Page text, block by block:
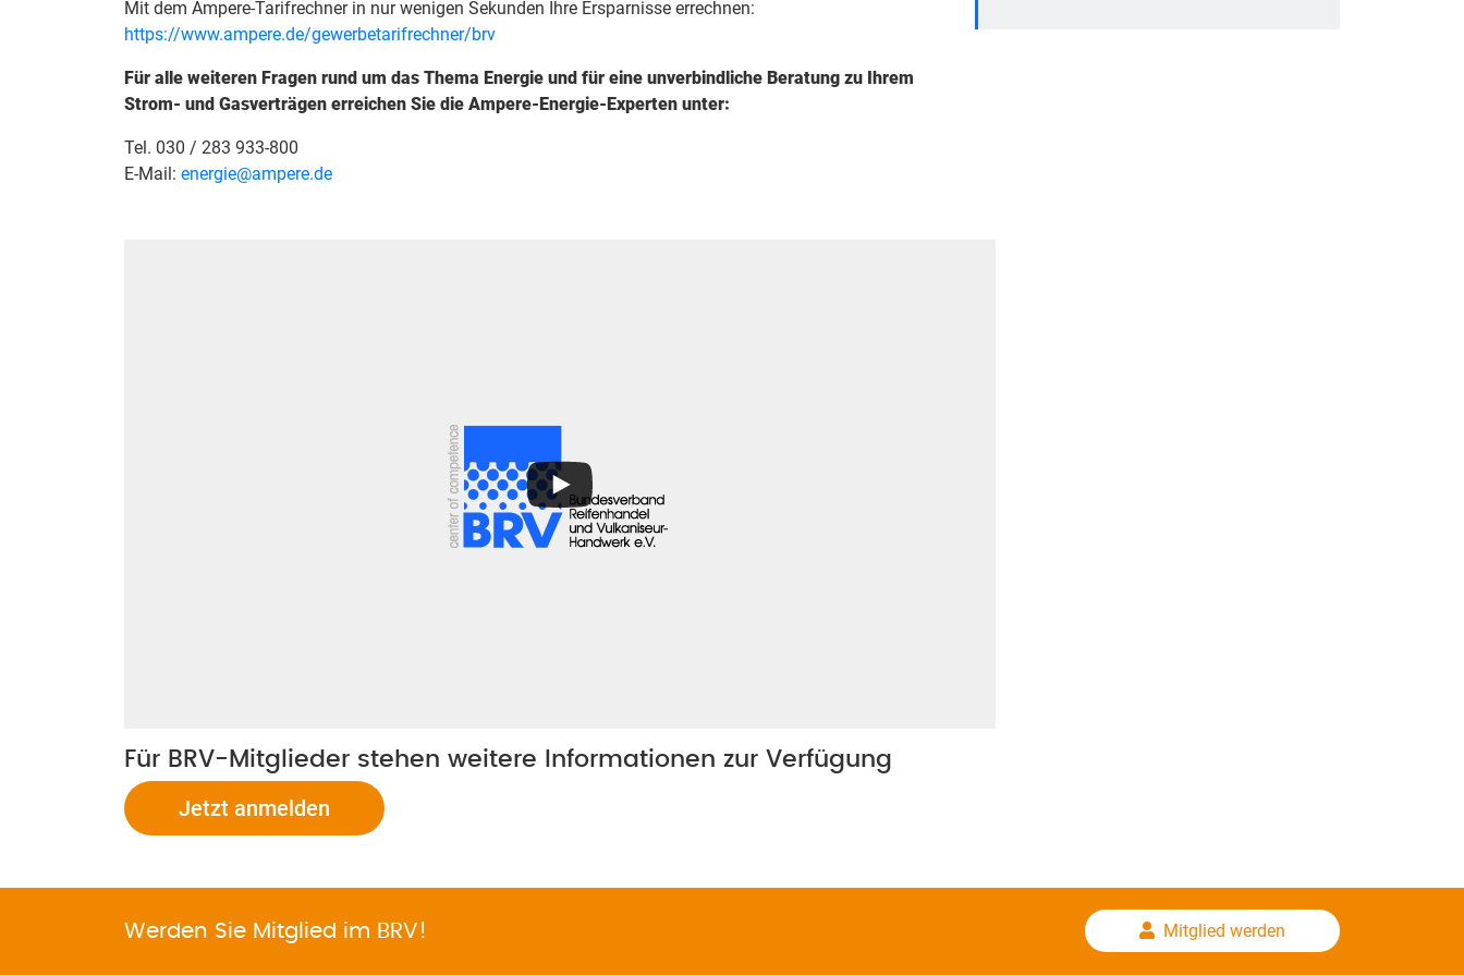
Mit dem Ampere-Tarifrechner in nur wenigen Sekunden Ihre Ersparnisse errechnen:
https://www.ampere.de/gewerbetarifrechner/brv
Für alle weiteren Fragen rund um das Thema Energie und für eine unverbindliche Beratung zu Ihrem
Strom- und Gasverträgen erreichen Sie die Ampere-Energie-Experten unter:
Tel. 030 / 283 933-800
E-Mail: energie@ampere.de
Für BRV-Mitglieder stehen weitere Informationen zur Verfügung
Jetzt anmelden
Werden Sie Mitglied im BRV! Mitglied werden